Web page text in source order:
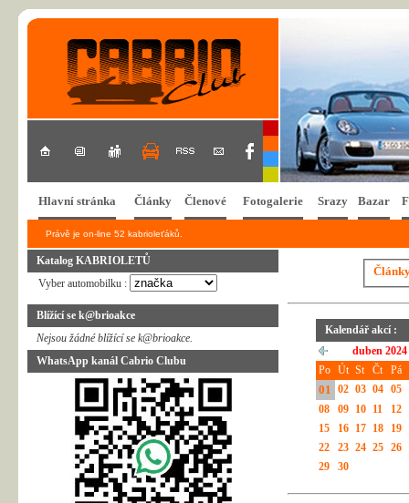
Hlavní stránka Články Členové Fotogalerie Srazy Bazar
Právě je on-line 52 kabrioleťáků.
Katalog KABRIOLETŮ
Vyber automobilku :
Blížící se k@brioakce
Nejsou žádné blížící se k@brioakce.
WhatsApp kanál Cabrio Clubu
Kalendář akcí :
duben 2024
Po Út St Čt Pá
01 02 03 04 05
08
09 10 11
12
15
16 17 18
19
22
23 24 25 26
29
30